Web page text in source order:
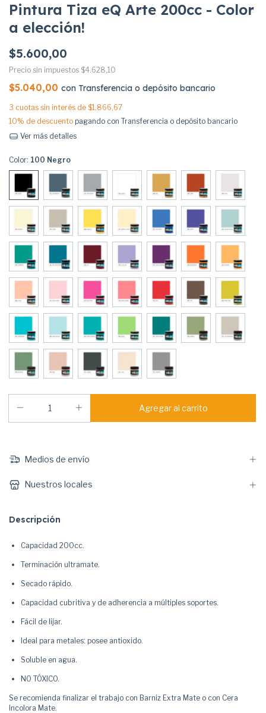
Pintura Tiza eQ Arte 200cc - Color
a elección!
$5.600,00
Precio sin impuestos $4.628,10
$5.040,00 con Transferencia o depósito bancario
3 cuotas sin interés de $1.866,67
10% de descuento pagando con Transferencia o depósito bancario
Ver más detalles
Color: 100 Negro
Medios de envío
Nuestros locales
Descripción
Capacidad 200cc.
Terminación ultramate.
Secado rápido.
Capacidad cubritiva y de adherencia a múltiples soportes.
Fácil de lijar.
Ideal para metales: posee antioxido.
Soluble en agua.
NO TÓXICO.
Se recomienda finalizar el trabajo con Barniz Extra Mate o con Cera
Incolora Mate.